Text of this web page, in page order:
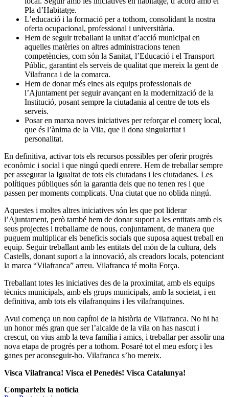
Pla d’Habitatge.
L’educació i la formació per a tothom, consolidant la nostra
oferta ocupacional, professional i universitària.
Hem de seguir treballant la unitat d’acció municipal en
aquelles matèries on altres administracions tenen
competències, com són la Sanitat, l’Educació i el Transport
Públic, garantint els serveis de qualitat que mereix la gent de
Vilafranca i de la comarca.
Hem de donar més eines als equips professionals de
l’Ajuntament per seguir avançant en la modernització de la
Institució, posant sempre la ciutadania al centre de tots els
serveis.
Posar en marxa noves iniciatives per reforçar el comerç local,
que és l’ànima de la Vila, que li dona singularitat i
personalitat.
En definitiva, activar tots els recursos possibles per oferir progrés
econòmic i social i que ningú quedi enrere. Hem de treballar sempre
per assegurar la Igualtat de tots els ciutadans i les ciutadanes. Les
polítiques públiques són la garantia dels que no tenen res i que
passen per moments complicats. Una ciutat que no oblida ningú.
Aquestes i moltes altres iniciatives són les que pot liderar
l’Ajuntament, però també hem de donar suport a les entitats amb els
seus projectes i treballarne de nous, conjuntament, de manera que
puguem multiplicar els beneficis socials que suposa aquest treball en
equip. Seguir treballant amb les entitats del món de la cultura, dels
Castells, donant suport a la innovació, als creadors locals, potenciant
la marca “Vilafranca” arreu. Vilafranca té molta Força.
Treballant totes les iniciatives des de la proximitat, amb els equips
tècnics municipals, amb els grups municipals, amb la societat, i en
definitiva, amb tots els vilafranquins i les vilafranquines.
Avui comença un nou capítol de la història de Vilafranca. No hi ha
un honor més gran que ser l’alcalde de la vila on has nascut i
crescut, on vius amb la teva família i amics, i treballar per assolir una
nova etapa de progrés per a tothom. Posaré tot el meu esforç i les
ganes per aconseguir-ho. Vilafranca s’ho mereix.
Visca Vilafranca! Visca el Penedès! Visca Catalunya!
Comparteix la notícia